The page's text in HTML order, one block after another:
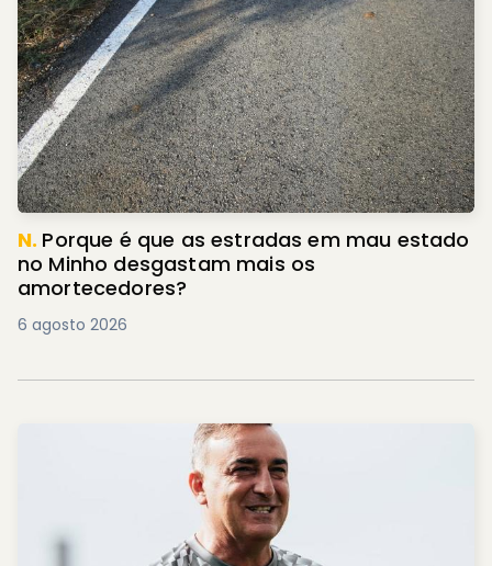
N. Porque é que as estradas em mau estado
no Minho desgastam mais os
amortecedores?
6 agosto 2026